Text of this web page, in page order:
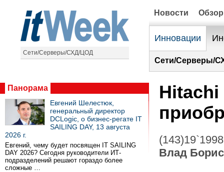
Сети/Серверы/СХД/ЦОД
Новости
Инновации
Сети/Серверы/
Панорама
Евгений Шелестюк,
генеральный директор
DCLogic, о бизнес-регате IT
SAILING DAY, 13 августа
2026 г.
Евгений, чему будет посвящен IT SAILING
DAY 2026? Сегодня руководители ИТ-
подразделений решают гораздо более
сложные …
Hitachi
(143)19`1998
Влад